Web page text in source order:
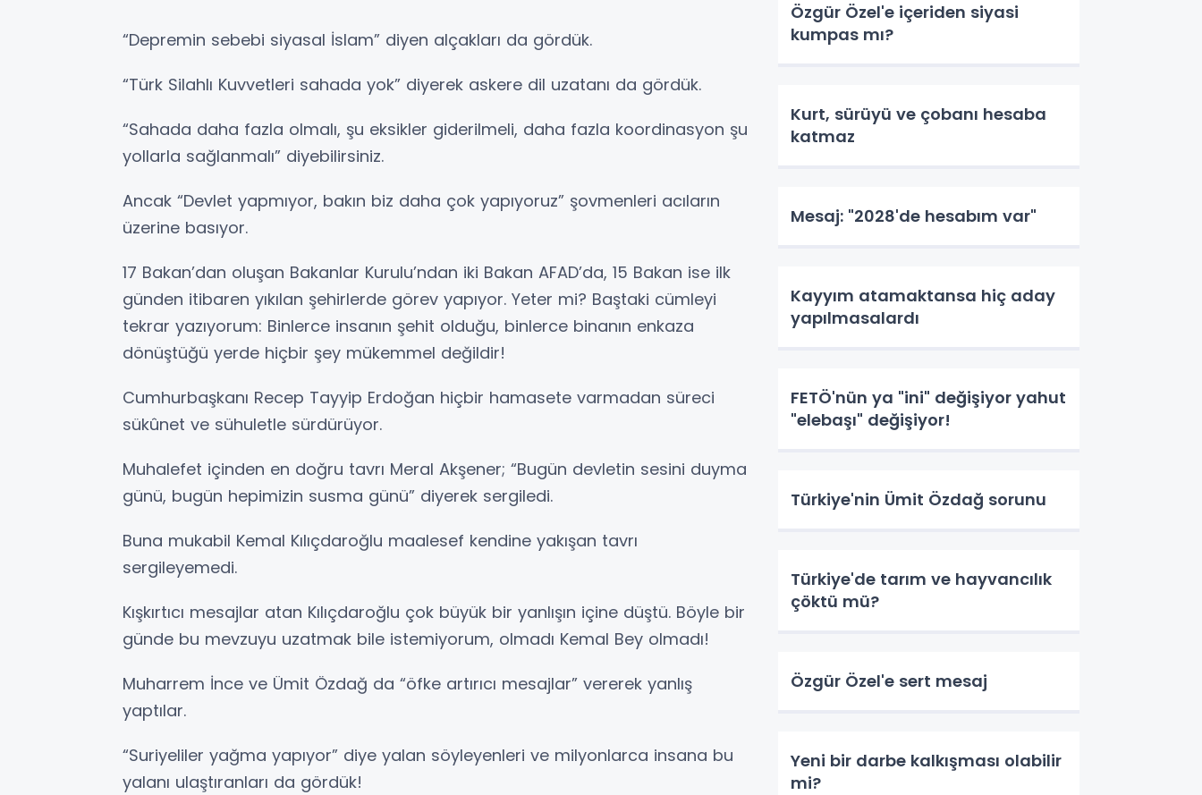
“Depremin sebebi siyasal İslam” diyen alçakları da gördük.
“Türk Silahlı Kuvvetleri sahada yok” diyerek askere dil uzatanı da gördük.
“Sahada daha fazla olmalı, şu eksikler giderilmeli, daha fazla koordinasyon şu
yollarla sağlanmalı” diyebilirsiniz.
Ancak “Devlet yapmıyor, bakın biz daha çok yapıyoruz” şovmenleri acıların
üzerine basıyor.
17 Bakan’dan oluşan Bakanlar Kurulu’ndan iki Bakan AFAD’da, 15 Bakan ise ilk
günden itibaren yıkılan şehirlerde görev yapıyor. Yeter mi? Baştaki cümleyi
tekrar yazıyorum: Binlerce insanın şehit olduğu, binlerce binanın enkaza
dönüştüğü yerde hiçbir şey mükemmel değildir!
Cumhurbaşkanı Recep Tayyip Erdoğan hiçbir hamasete varmadan süreci
sükûnet ve sühuletle sürdürüyor.
Muhalefet içinden en doğru tavrı Meral Akşener; “Bugün devletin sesini duyma
günü, bugün hepimizin susma günü” diyerek sergiledi.
Buna mukabil Kemal Kılıçdaroğlu maalesef kendine yakışan tavrı
sergileyemedi.
Kışkırtıcı mesajlar atan Kılıçdaroğlu çok büyük bir yanlışın içine düştü. Böyle bir
günde bu mevzuyu uzatmak bile istemiyorum, olmadı Kemal Bey olmadı!
Muharrem İnce ve Ümit Özdağ da “öfke artırıcı mesajlar” vererek yanlış
yaptılar.
“Suriyeliler yağma yapıyor” diye yalan söyleyenleri ve milyonlarca insana bu
yalanı ulaştıranları da gördük!
Özgür Özel'e içeriden siyasi
kumpas mı?
Kurt, sürüyü ve çobanı hesaba
katmaz
Mesaj: "2028'de hesabım var"
Kayyım atamaktansa hiç aday
yapılmasalardı
FETÖ'nün ya "ini" değişiyor yahut
"elebaşı" değişiyor!
Türkiye'nin Ümit Özdağ sorunu
Türkiye'de tarım ve hayvancılık
çöktü mü?
Özgür Özel'e sert mesaj
Yeni bir darbe kalkışması olabilir
mi?